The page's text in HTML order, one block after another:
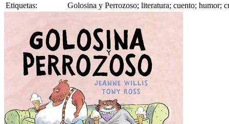
Etiquetas:
Golosina y Perrozoso; literatura; cuento; humor;